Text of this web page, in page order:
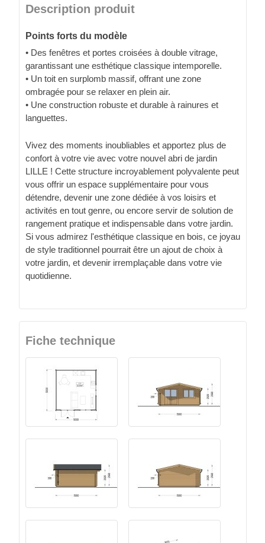
Description produit
Points forts du modèle
• Des fenêtres et portes croisées à double vitrage,
garantissant une esthétique classique intemporelle.
• Un toit en surplomb massif, offrant une zone
ombragée pour se relaxer en plein air.
• Une construction robuste et durable à rainures et
languettes.
Vivez des moments inoubliables et apportez plus de
confort à votre vie avec votre nouvel abri de jardin
LILLE ! Cette structure incroyablement polyvalente peut
vous offrir un espace supplémentaire pour vous
détendre, devenir une zone dédiée à vos loisirs et
activités en tout genre, ou encore servir de solution de
rangement pratique et indispensable dans votre jardin.
Si vous admirez l'esthétique classique en bois, ce joyau
de style traditionnel pourrait être un ajout de choix à
votre jardin, et devenir irremplaçable dans votre vie
quotidienne.
Fiche technique